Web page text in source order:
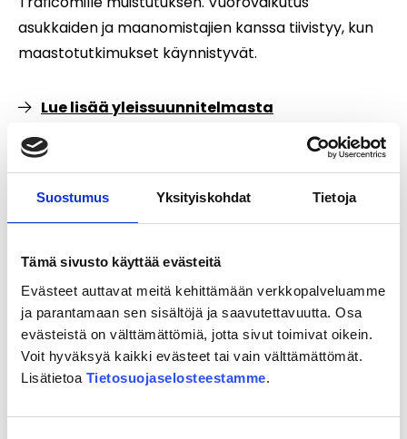
Suostumus Yksityiskohdat Tietoja
Tämä sivusto käyttää evästeitä
Evästeet auttavat meitä kehittämään verkkopalveluamme
ja parantamaan sen sisältöjä ja saavutettavuutta. Osa
evästeistä on välttämättömiä, jotta sivut toimivat oikein.
Voit hyväksyä kaikki evästeet tai vain välttämättömät.
Lisätietoa Tietosuojaselosteestamme.
asukkaiden ja maanomistajien kanssa tiivistyy, kun
maastotutkimukset käynnistyvät.
Lue lisää yleissuunnitelmasta
Tietoa maanomistajille ja asukkaille
Ratasuunnitelma, käynnistyy 2028
Ratasuunnitelman laatiminen on hankkeen
toteutukseen tähtäävää radan yksityiskohtaista
suunnittelua. Ratasuunnitelmassa esitetään väylän
tarkka sijainti ja sitä varten tarvittavat alueet.
Traficom asettaa ratasuunnitelman nähtäville